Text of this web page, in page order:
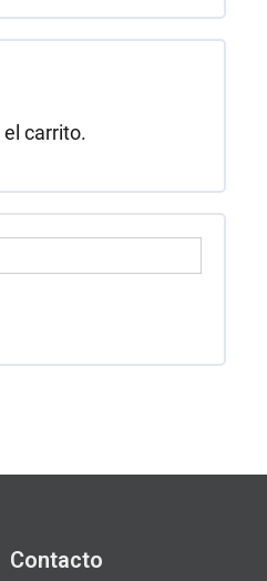
carrito.
Contacto